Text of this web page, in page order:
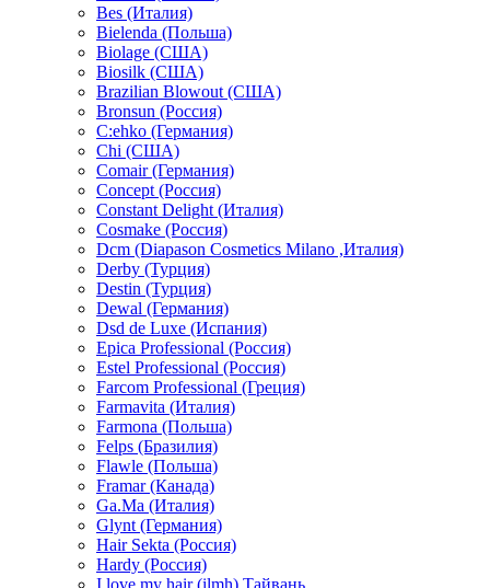
Bes (Италия)
Bielenda (Польша)
Biolage (США)
Biosilk (США)
Brazilian Blowout (США)
Bronsun (Россия)
C:ehko (Германия)
Chi (США)
Comair (Германия)
Concept (Россия)
Constant Delight (Италия)
Cosmake (Россия)
Dcm (Diapason Cosmetics Milano ,Италия)
Derby (Турция)
Destin (Турция)
Dewal (Германия)
Dsd de Luxe (Испания)
Epica Professional (Россия)
Estel Professional (Россия)
Farcom Professional (Греция)
Farmavita (Италия)
Farmona (Польша)
Felps (Бразилия)
Flawle (Польша)
Framar (Канада)
Ga.Ma (Италия)
Glynt (Германия)
Hair Sekta (Россия)
Hardy (Россия)
I love my hair (ilmh) Тайвань